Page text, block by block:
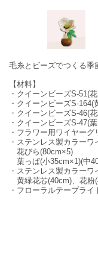
毛糸とビーズでつくる季
【材料】
・クイーンビーズS-51(
・クイーンビーズS-164(
・クイーンビーズS-46(
・クイーンビーズS-47(
・フラワー用ワイヤー
・ステンレス製カラーワ
花びら(80cm×5)
葉っぱ(小35cm×1)(中
・ステンレス製カラーワ
黄緑花芯(40cm)、花粉
・フローラルテープライ